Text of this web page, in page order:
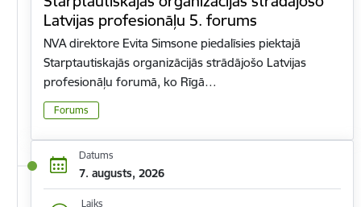
Latvijas profesionāļu 5. forums
NVA direktore Evita Simsone piedalīsies piektajā
Starptautiskajās organizācijās strādājošo Latvijas
profesionāļu forumā, ko Rīgā…
Forums
Datums
7. augusts, 2026
Laiks